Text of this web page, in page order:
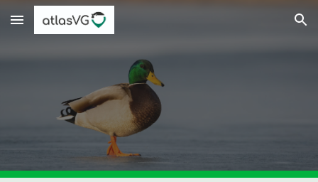
Skip to main content Skip to navigation